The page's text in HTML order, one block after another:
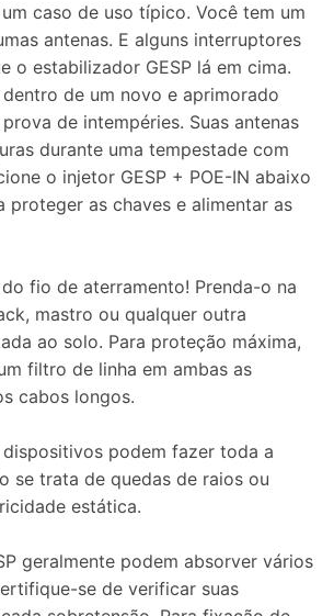
caso de uso típico. Você tem um
antenas. E alguns interruptores
o estabilizador GESP lá em cima.
de um novo e aprimorado
de intempéries. Suas antenas
durante uma tempestade com
o injetor GESP + POE-IN abaixo
proteger as chaves e alimentar as
fio de aterramento! Prenda-o na
mastro ou qualquer outra
ao solo. Para proteção máxima,
filtro de linha em ambas as
cabos longos.
dispositivos podem fazer toda a
se trata de quedas de raios ou
estática.
geralmente podem absorver vários
se de verificar suas